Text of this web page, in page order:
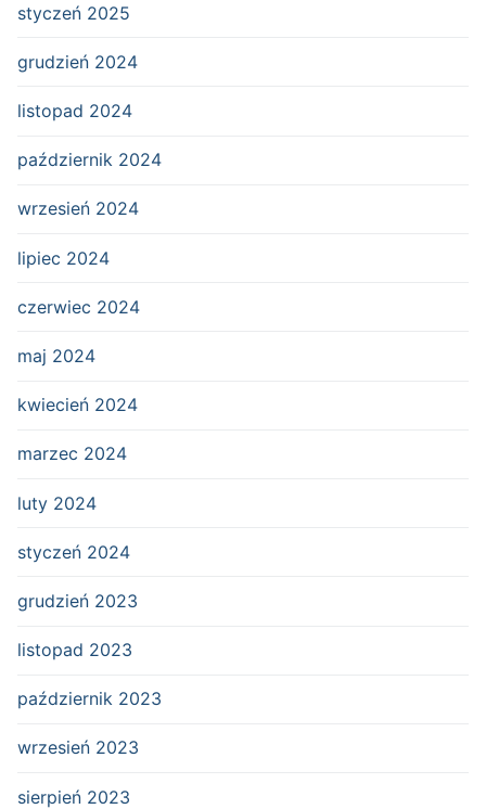
styczeń 2025
grudzień 2024
listopad 2024
październik 2024
wrzesień 2024
lipiec 2024
czerwiec 2024
maj 2024
kwiecień 2024
marzec 2024
luty 2024
styczeń 2024
grudzień 2023
listopad 2023
październik 2023
wrzesień 2023
sierpień 2023